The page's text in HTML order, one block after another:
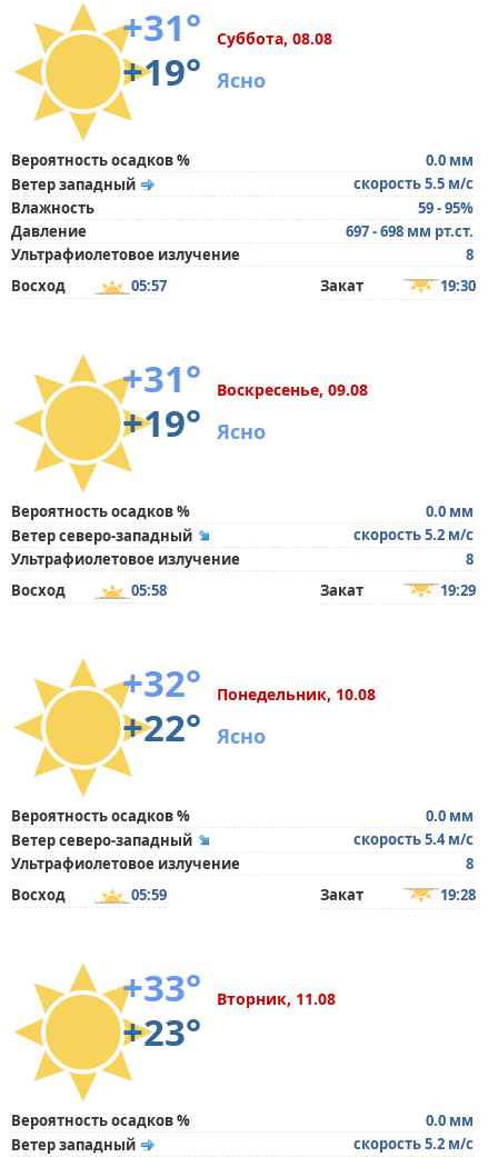
+31°
+19°
Суббота, 08.08
Ясно
Вероятность осадков %
0.0 мм
Ветер западный
скорость 5.5 м/с
Влажность
59 - 95%
Давление
697 - 698 мм рт.ст.
Ультрафиолетовое излучение
8
Восход
05:57 Закат 19:30
+31°
+19°
Воскресенье, 09.08
Ясно
Вероятность осадков %
0.0 мм
Ветер северо-западный
скорость 5.2 м/с
Ультрафиолетовое излучение
8
Восход
05:58 Закат 19:29
+32°
+22°
Понедельник, 10.08
Ясно
Вероятность осадков %
0.0 мм
Ветер северо-западный
скорость 5.4 м/с
Ультрафиолетовое излучение
8
Восход
05:59 Закат 19:28
+33°
+23°
Вторник, 11.08
Вероятность осадков %
0.0 мм
Ветер западный
скорость 5.2 м/с